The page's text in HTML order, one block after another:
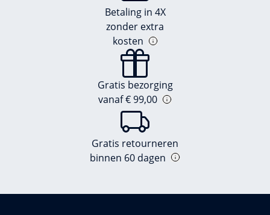
Betaling in 4X
zonder extra
kosten
Gratis bezorging
vanaf € 99,00
Gratis retourneren
binnen 60 dagen